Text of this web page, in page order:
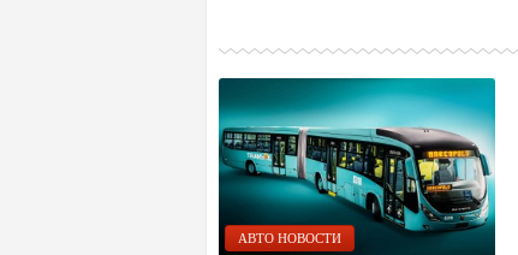
АВТО НОВОСТИ